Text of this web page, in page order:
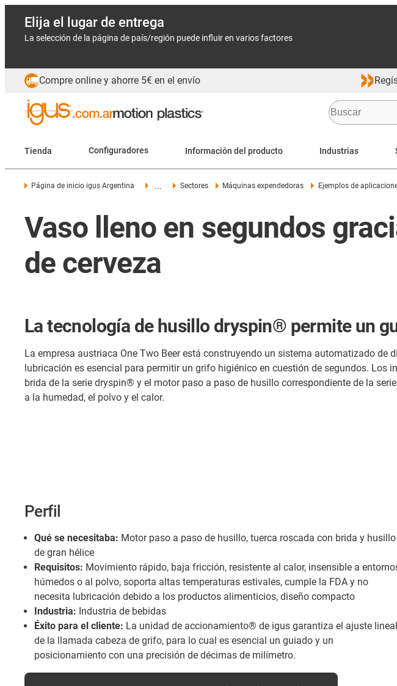
Elija el lugar de entrega
La selección de la página de país/región puede influir en varios factores
Compre online y ahorre 5€ en el envío
Tienda Configuradores Información del producto Industrias
Página de inicio igus Argentina Sectores Máquinas expendedoras Ejemplos de
Vaso lleno en segundos
de cerveza
La tecnología de husillo dryspin® permite un
La empresa austriaca One Two Beer está construyendo un sistema automatizado
lubricación es esencial para permitir un grifo higiénico en cuestión de segundos.
brida de la serie dryspin® y el motor paso a paso de husillo correspondiente de la
a la humedad, el polvo y el calor.
Perfil
Qué se necesitaba: Motor paso a paso de husillo, tuerca roscada con brida y husillo
de gran hélice
Requisitos: Movimiento rápido, baja fricción, resistente al calor, insensible a
húmedos o al polvo, soporta altas temperaturas estivales, cumple la FDA y no
necesita lubricación debido a los productos alimenticios, diseño compacto
Industria: Industria de bebidas
Éxito para el cliente: La unidad de accionamiento® de igus garantiza el ajuste lineal
de la llamada cabeza de grifo, para lo cual es esencial un guiado y un
posicionamiento con una precisión de décimas de milímetro.